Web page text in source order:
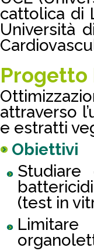
cattolica di
Università
Progetto
attraverso
e estratti
Obiettivi
(test in